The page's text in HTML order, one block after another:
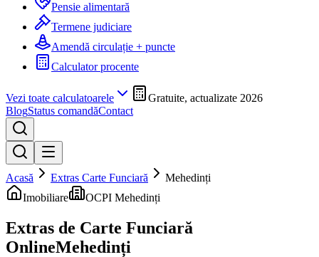
Pensie alimentară
Termene judiciare
Amendă circulație + puncte
Calculator procente
Vezi toate calculatoarele
Gratuite, actualizate 2026
BlogStatus comandăContact
Acasă Extras Carte Funciară
Mehedinți
Imobiliare
OCPI Mehedinți
Extras de Carte Funciară
OnlineMehedinți